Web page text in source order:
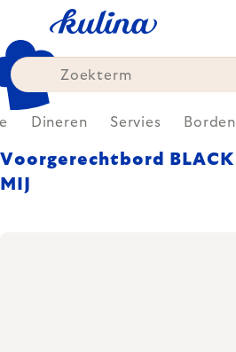
content
Dineren Servies Borden
Voorgerechtbord BLACK
MIJ